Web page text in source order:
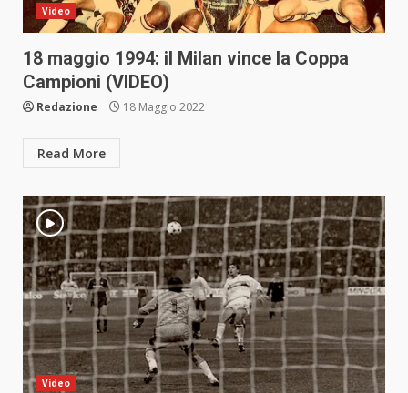
Video
18 maggio 1994: il Milan vince la Coppa
Campioni (VIDEO)
Redazione 18 Maggio 2022
Read More
Video